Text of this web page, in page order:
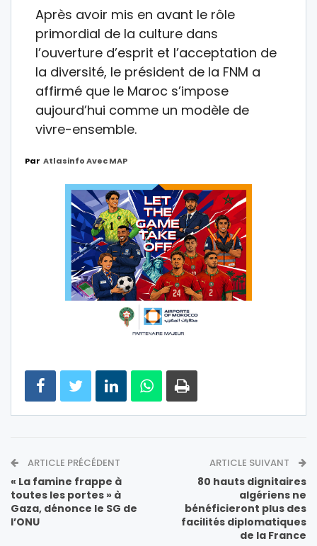
Après avoir mis en avant le rôle
primordial de la culture dans
l’ouverture d’esprit et l’acceptation de
la diversité, le président de la FNM a
affirmé que le Maroc s’impose
aujourd’hui comme un modèle de
vivre-ensemble.
Par Atlasinfo Avec MAP
ARTICLE PRÉCÉDENT
« La famine frappe à
toutes les portes » à
Gaza, dénonce le SG de
l’ONU
ARTICLE SUIVANT
80 hauts dignitaires
algériens ne
bénéficieront plus des
facilités diplomatiques
de la France